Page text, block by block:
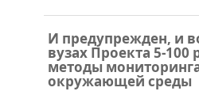
И предупрежден, и
вузах Проекта 5-100
методы
окружающей среды